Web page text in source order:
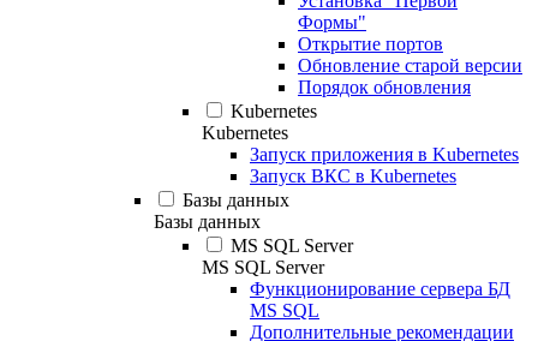
Формы"
Открытие портов
Обновление старой версии
Порядок обновления
Kubernetes
Kubernetes
Запуск приложения в Kubernetes
Запуск ВКС в Kubernetes
Базы данных
Базы данных
MS SQL Server
MS SQL Server
Функционирование сервера БД
MS SQL
Дополнительные рекомендации